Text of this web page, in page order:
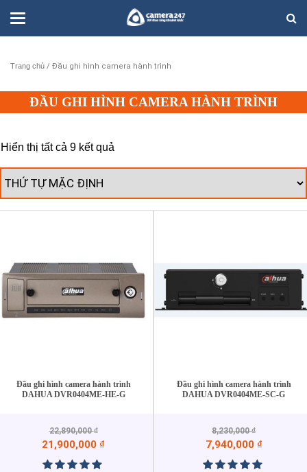
Trang chủ / Đầu ghi hình camera hành trình
ĐẦU GHI HÌNH CAMERA HÀNH TRÌNH
Hiển thị tất cả 9 kết quả
Đầu ghi hình camera hành trình
DAHUA DVR0404ME-HE-G
22,890,000₫
21,900,000 ₫
Đầu ghi hình camera hành trình
DAHUA DVR0404ME-SC-G
8,230,000₫
7,940,000 ₫